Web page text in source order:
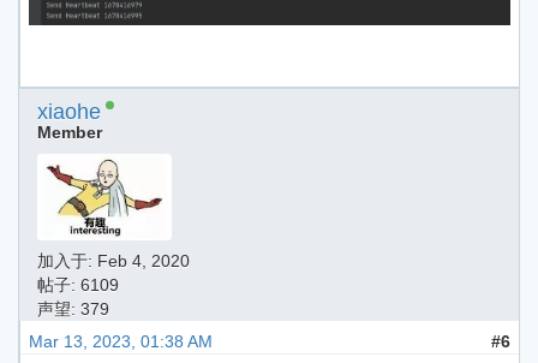
xiaohe
Member
加入于: Feb 4, 2020
帖子: 6109
声望: 379
Mar 13, 2023, 01:38 AM
#6